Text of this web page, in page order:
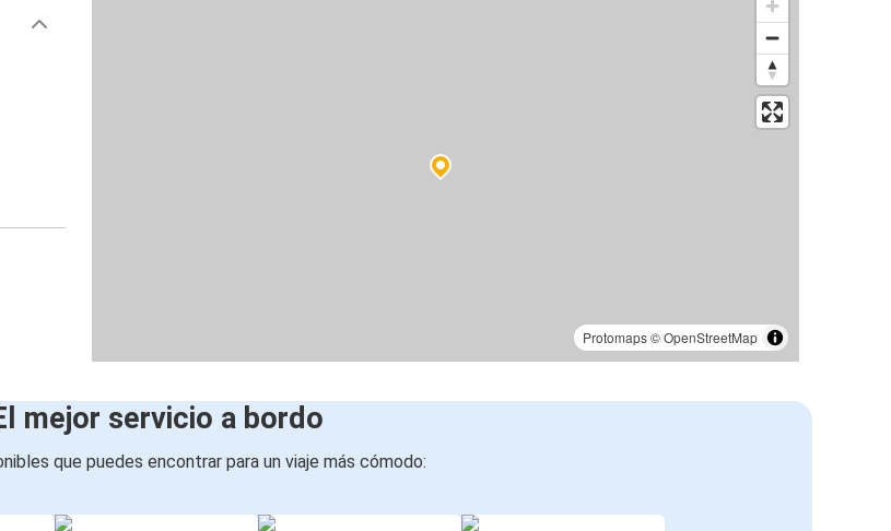
Protomaps©OpenStreetMap
mejor servicio a bordo
que puedes encontrar para un viaje más cómodo: